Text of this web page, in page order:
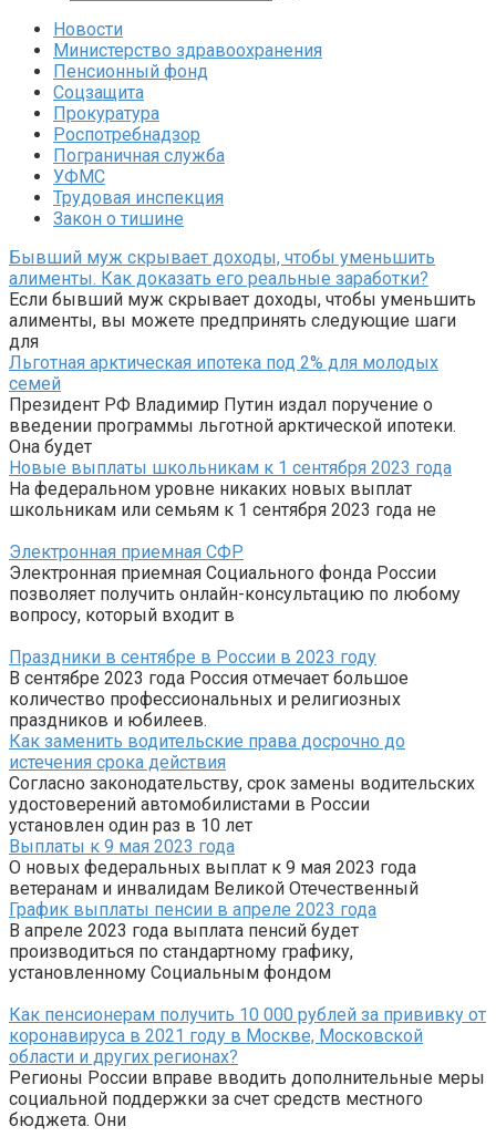
Новости
Министерство здравоохранения
Пенсионный фонд
Соцзащита
Прокуратура
Роспотребнадзор
Пограничная служба
УФМС
Трудовая инспекция
Закон о тишине
Бывший муж скрывает доходы, чтобы уменьшить
алименты. Как доказать его реальные заработки?
Если бывший муж скрывает доходы, чтобы уменьшить
алименты, вы можете предпринять следующие шаги
для
Льготная арктическая ипотека под 2% для молодых
семей
Президент РФ Владимир Путин издал поручение о
введении программы льготной арктической ипотеки.
Она будет
Новые выплаты школьникам к 1 сентября 2023 года
На федеральном уровне никаких новых выплат
школьникам или семьям к 1 сентября 2023 года не
Электронная приемная СФР
Электронная приемная Социального фонда России
позволяет получить онлайн-консультацию по любому
вопросу, который входит в
Праздники в сентябре в России в 2023 году
В сентябре 2023 года Россия отмечает большое
количество профессиональных и религиозных
праздников и юбилеев.
Как заменить водительские права досрочно до
истечения срока действия
Согласно законодательству, срок замены водительских
удостоверений автомобилистами в России
установлен один раз в 10 лет
Выплаты к 9 мая 2023 года
О новых федеральных выплат к 9 мая 2023 года
ветеранам и инвалидам Великой Отечественный
График выплаты пенсии в апреле 2023 года
В апреле 2023 года выплата пенсий будет
производиться по стандартному графику,
установленному Социальным фондом
Как пенсионерам получить 10 000 рублей за прививку от
коронавируса в 2021 году в Москве, Московской
области и других регионах?
Регионы России вправе вводить дополнительные меры
социальной поддержки за счет средств местного
бюджета. Они